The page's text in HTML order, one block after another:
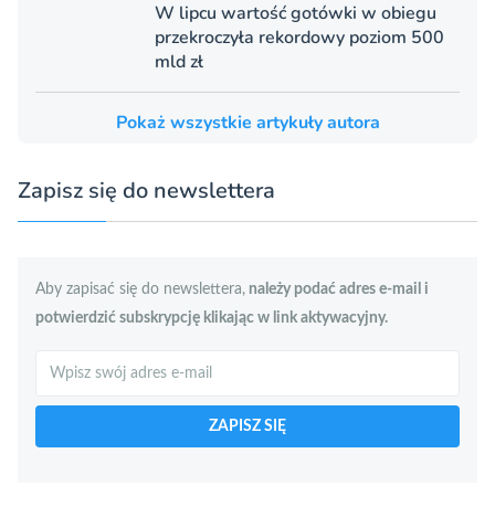
W lipcu wartość gotówki w obiegu
przekroczyła rekordowy poziom 500
mld zł
Pokaż wszystkie artykuły autora
Zapisz się do newslettera
Aby zapisać się do newslettera, należy podać adres e-mail i
potwierdzić subskrypcję klikając w link aktywacyjny.
Szukaj
ZAPISZ SIĘ